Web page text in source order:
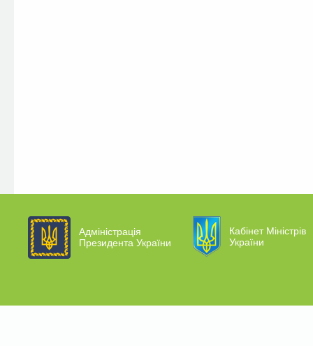
Адміністрація
Президента України
Кабінет Міністрів
України